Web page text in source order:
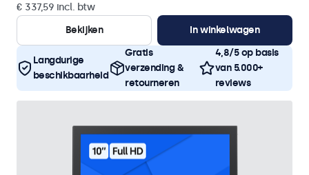
€ 337,59 incl. btw
Bekijken
In winkelwagen
Langdurige
beschikbaarheid
Gratis
verzending &
retourneren
4,8/5 op basis
van 5.000+
reviews